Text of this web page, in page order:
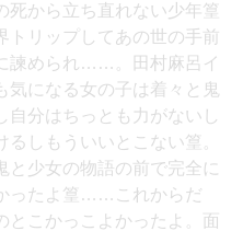
死から立ち直れない少年篁
トリップしてあの世の手前
諫められ……。田村麻呂イ
気になる女の子は着々と鬼
自分はちっとも力がないし
るしもういいとこない篁。
と少女の物語の前で完全に
ったよ篁……これからだ
こかっこよかったよ。面